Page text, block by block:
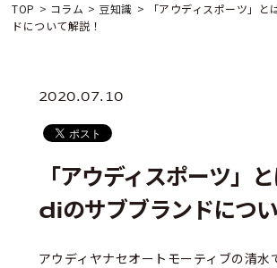
TOP コラム 豆知識
「アウディスポーツ」
ドについて解説！
2020.07.10
「アウディスポーツ」
diのサブブランドについ
アウディヤナセオートモーティブの清水